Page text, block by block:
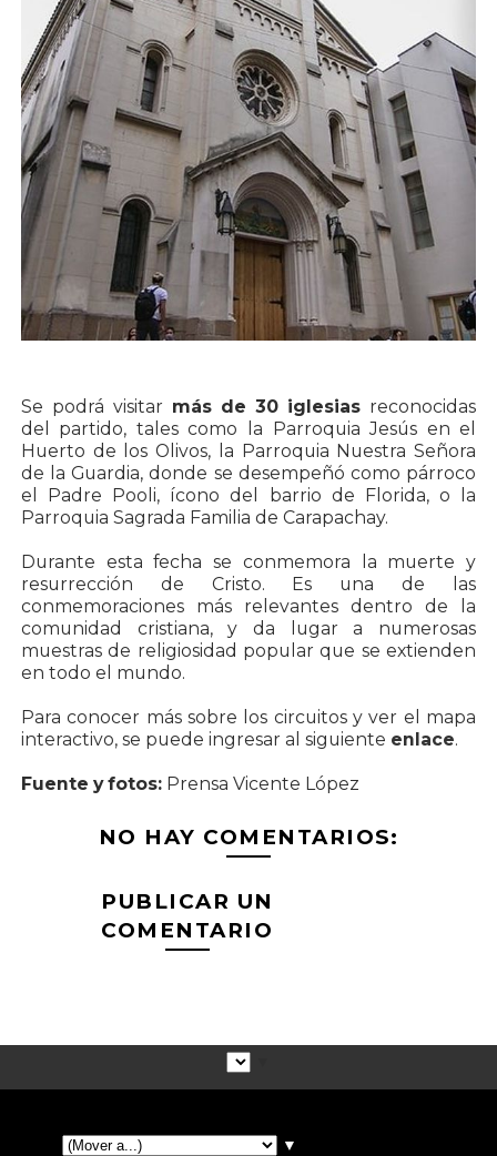
Se podrá visitar más de 30 iglesias reconocidas
del partido, tales como la Parroquia Jesús en el
Huerto de los Olivos, la Parroquia Nuestra Señora
de la Guardia, donde se desempeñó como párroco
el Padre Pooli, ícono del barrio de Florida, o la
Parroquia Sagrada Familia de Carapachay.
Durante esta fecha se conmemora la muerte y
resurrección de Cristo. Es una de las
conmemoraciones más relevantes dentro de la
comunidad cristiana, y da lugar a numerosas
muestras de religiosidad popular que se extienden
en todo el mundo.
Para conocer más sobre los circuitos y ver el mapa
interactivo, se puede ingresar al siguiente enlace.
Fuente y fotos: Prensa Vicente López
NO HAY COMENTARIOS:
PUBLICAR UN
COMENTARIO
▼